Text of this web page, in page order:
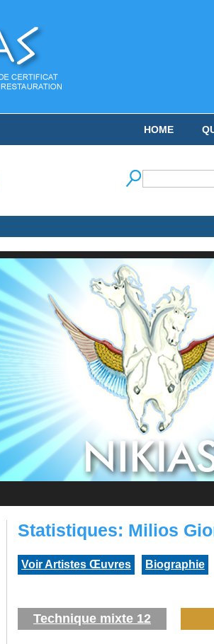
HOME
Statistiques: Milios
Voir Artistes Œuvres Biographie
Technique mixte 12